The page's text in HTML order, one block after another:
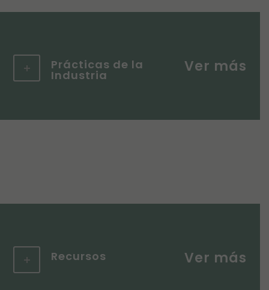
Prácticas de la
Industria
Recursos